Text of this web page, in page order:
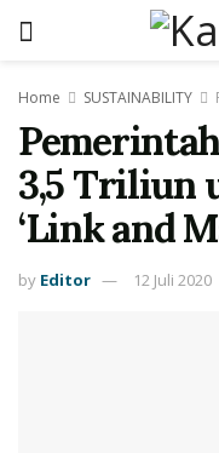
Home SUSTAINABILITY
3,5 Triliun
‘Link and
by Editor 12 Juli 2020